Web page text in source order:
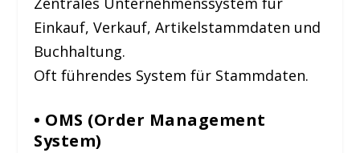
Einkauf, Verkauf, Artikelstammdaten und
Buchhaltung.
Oft führendes System für Stammdaten.
• OMS (Order Management
System)